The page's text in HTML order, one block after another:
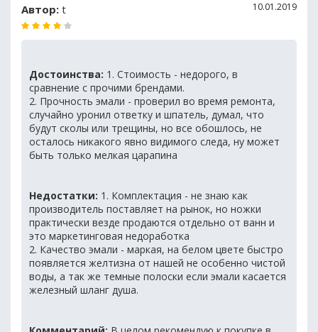
Автор: t 10.01.2019
Достоинства: 1. Стоимость - недорого, в
сравнение с прочими брендами.
2. Прочность эмали - проверил во время ремонта,
случайно уронил ответку и шпатель, думал, что
будут сколы или трещины, но все обошлось, не
осталось никакого явно видимого следа, ну может
быть только мелкая царапина
Недостатки: 1. Комплектация - не знаю как
производитель поставляет на рынок, но ножки
практически везде продаются отдельно от ванн и
это маркетинговая недоработка
2. Качество эмали - маркая, на белом цвете быстро
появляется желтизна от нашей не особенно чистой
воды, а так же темные полоски если эмали касается
железный шланг душа.